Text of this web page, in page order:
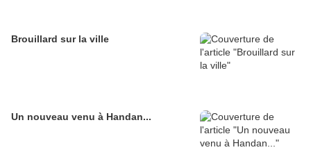
Brouillard sur la ville
Un nouveau venu à Handan...